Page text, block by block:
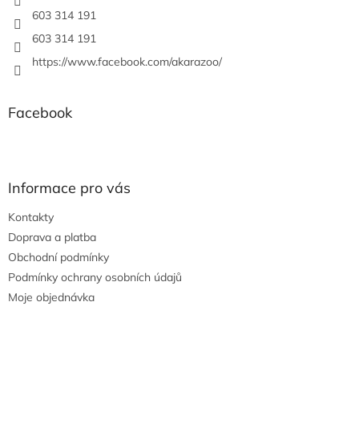
603 314 191
603 314 191
https://www.facebook.com/akarazoo/
Facebook
Informace pro vás
Kontakty
Doprava a platba
Obchodní podmínky
Podmínky ochrany osobních údajů
Moje objednávka